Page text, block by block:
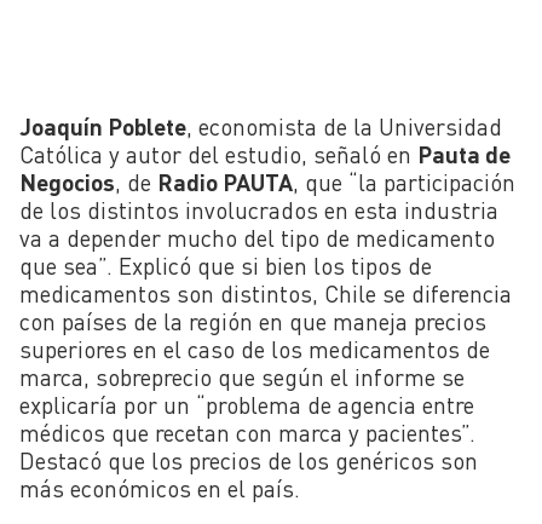
Joaquín Poblete, economista de la Universidad
Católica y autor del estudio, señaló en Pauta de
Negocios, de Radio PAUTA, que “la participación
de los distintos involucrados en esta industria
va a depender mucho del tipo de medicamento
que sea”. Explicó que si bien los tipos de
medicamentos son distintos, Chile se diferencia
con países de la región en que maneja precios
superiores en el caso de los medicamentos de
marca, sobreprecio que según el informe se
explicaría por un “problema de agencia entre
médicos que recetan con marca y pacientes”.
Destacó que los precios de los genéricos son
más económicos en el país.